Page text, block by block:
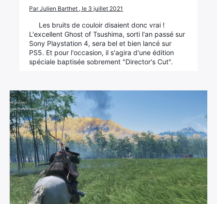
Par Julien Barthet , le 3 juillet 2021
Les bruits de couloir disaient donc vrai !
L'excellent Ghost of Tsushima, sorti l'an passé sur
Sony Playstation 4, sera bel et bien lancé sur
PS5. Et pour l'occasion, il s'agira d'une édition
spéciale baptisée sobrement "Director's Cut".